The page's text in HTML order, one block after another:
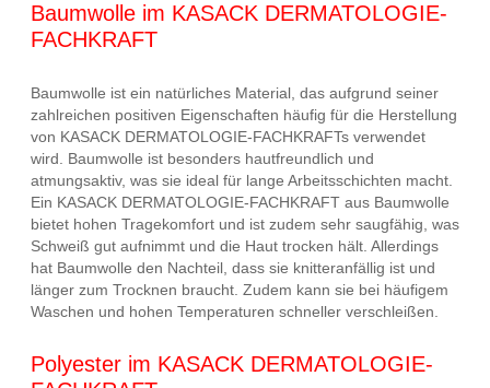
Baumwolle im KASACK DERMATOLOGIE-
FACHKRAFT
Baumwolle ist ein natürliches Material, das aufgrund seiner
zahlreichen positiven Eigenschaften häufig für die Herstellung
von KASACK DERMATOLOGIE-FACHKRAFTs verwendet
wird. Baumwolle ist besonders hautfreundlich und
atmungsaktiv, was sie ideal für lange Arbeitsschichten macht.
Ein KASACK DERMATOLOGIE-FACHKRAFT aus Baumwolle
bietet hohen Tragekomfort und ist zudem sehr saugfähig, was
Schweiß gut aufnimmt und die Haut trocken hält. Allerdings
hat Baumwolle den Nachteil, dass sie knitteranfällig ist und
länger zum Trocknen braucht. Zudem kann sie bei häufigem
Waschen und hohen Temperaturen schneller verschleißen.
Polyester im KASACK DERMATOLOGIE-